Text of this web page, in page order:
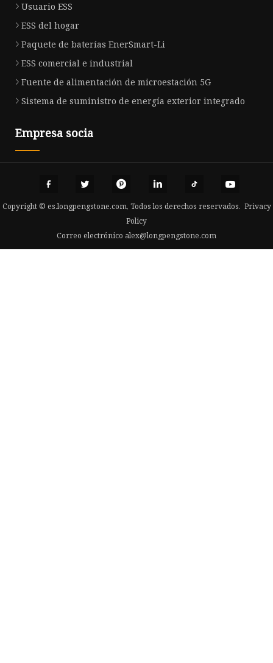
Usuario ESS
ESS del hogar
Paquete de baterías EnerSmart-Li
ESS comercial e industrial
Fuente de alimentación de microestación 5G
Sistema de suministro de energía exterior integrado
Empresa socia
Copyright © es.longpengstone.com, Todos los derechos reservados. Privacy
Policy
Correo electrónico alex@longpengstone.com